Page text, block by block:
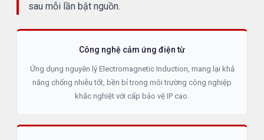
sau mỗi lần bật nguồn.
Công nghệ cảm ứng điện từ
Ứng dụng nguyên lý Electromagnetic Induction, mang lại khả
năng chống nhiễu tốt, bền bỉ trong môi trường công nghiệp
khắc nghiệt với cấp bảo vệ IP cao.